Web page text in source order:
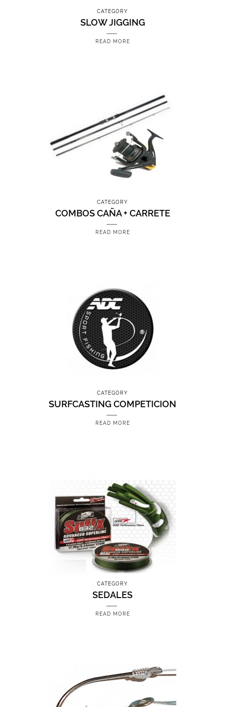
CATEGORY
SLOW JIGGING
READ MORE
CATEGORY
COMBOS CAÑA + CARRETE
READ MORE
CATEGORY
SURFCASTING COMPETICION
READ MORE
CATEGORY
SEDALES
READ MORE